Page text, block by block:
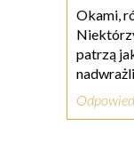
Okami,
patrzą